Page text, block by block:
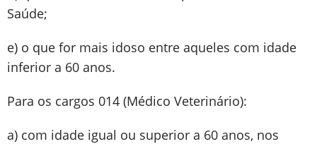
Saúde;
e) o que for mais idoso entre aqueles com idade
inferior a 60 anos.
Para os cargos 014 (Médico Veterinário):
a) com idade igual ou superior a 60 anos, nos